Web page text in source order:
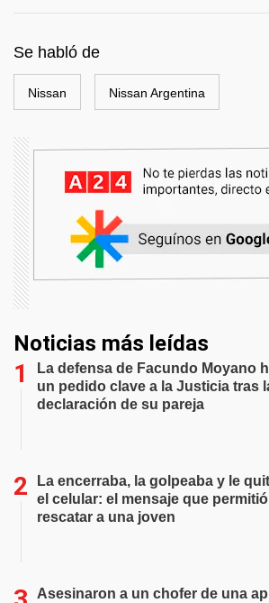
Se habló de
Nissan Nissan Argentina
Noticias más leídas
La defensa de Facundo Moyano
un pedido clave a la Justicia tras
declaración de su pareja
La encerraba, la golpeaba y le
el celular: el mensaje que permitió
rescatar a una joven
Asesinaron a un chofer de una